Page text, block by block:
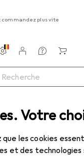
Votre
que les cookies
et des technologies
commandez plus vite
client
de comparaison
d'envies
Notebook + PC
Ordinateur